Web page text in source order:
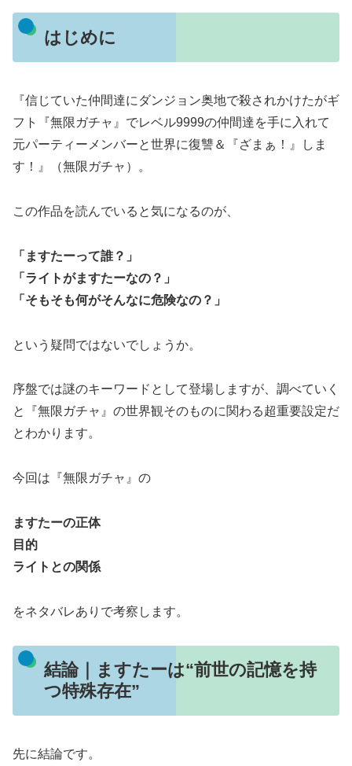
はじめに
『信じていた仲間達にダンジョン奥地で殺されかけたがギ
フト『無限ガチャ』でレベル9999の仲間達を手に入れて
元パーティーメンバーと世界に復讐＆『ざまぁ！』しま
す！』（無限ガチャ）。
この作品を読んでいると気になるのが、
「ますたーって誰？」
「ライトがますたーなの？」
「そもそも何がそんなに危険なの？」
という疑問ではないでしょうか。
序盤では謎のキーワードとして登場しますが、調べていく
と『無限ガチャ』の世界観そのものに関わる超重要設定だ
とわかります。
今回は『無限ガチャ』の
ますたーの正体
目的
ライトとの関係
をネタバレありで考察します。
結論｜ますたーは“前世の記憶を持
つ特殊存在”
先に結論です。